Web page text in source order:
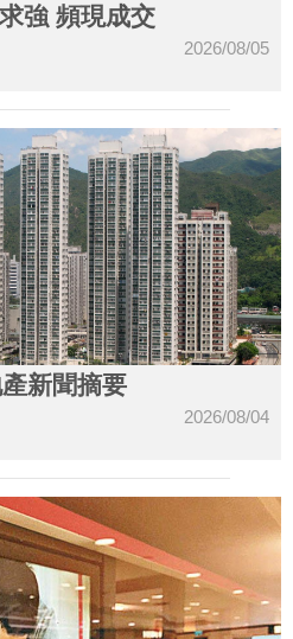
強 頻現成交
2026/08/05
新聞摘要
2026/08/04